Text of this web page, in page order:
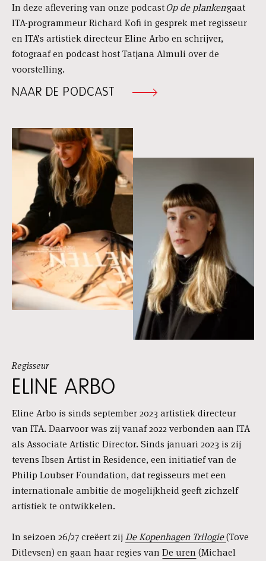
In deze aflevering van onze podcastOp de plankengaat
ITA-programmeur Richard Kofi in gesprek met regisseur
en ITA’s artistiek directeur Eline Arbo en schrijver,
fotograaf en podcast host Tatjana Almuli over de
voorstelling.
NAAR DE PODCAST
Regisseur
ELINE ARBO
Eline Arbo is sinds september 2023 artistiek directeur
van ITA. Daarvoor was zij vanaf 2022 verbonden aan ITA
als Associate Artistic Director. Sinds januari 2023 is zij
tevens Ibsen Artist in Residence, een initiatief van de
Philip Loubser Foundation, dat regisseurs met een
internationale ambitie de mogelijkheid geeft zichzelf
artistiek te ontwikkelen.
In seizoen 26/27 creëert zij DeKopenhagen Trilogie(Tove
Ditlevsen) en gaan haar regies van De uren (Michael